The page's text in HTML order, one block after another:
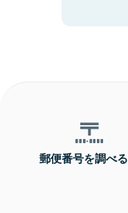
郵便番号を調べる